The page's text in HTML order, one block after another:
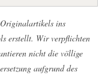
ins
erstellt. Wir verpflichten
nicht die völlige
aufgrund des